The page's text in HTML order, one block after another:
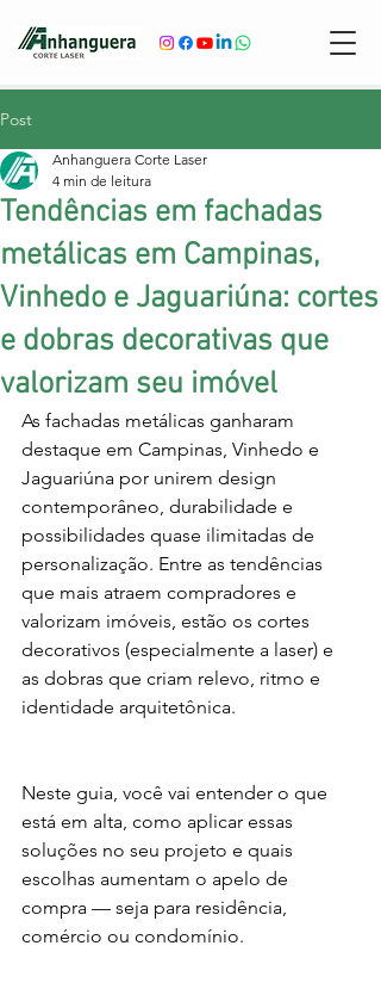
Post
Tendências em fachadas
metálicas em Campinas,
Vinhedo e Jaguariúna: cortes
e dobras decorativas que
valorizam seu imóvel
Anhanguera Corte Laser
4 min de leitura
As fachadas metálicas ganharam
destaque em Campinas, Vinhedo e
Jaguariúna por unirem design
contemporâneo, durabilidade e
possibilidades quase ilimitadas de
personalização. Entre as tendências
que mais atraem compradores e
valorizam imóveis, estão os cortes
decorativos (especialmente a laser) e
as dobras que criam relevo, ritmo e
identidade arquitetônica.
Neste guia, você vai entender o que
está em alta, como aplicar essas
soluções no seu projeto e quais
escolhas aumentam o apelo de
compra — seja para residência,
comércio ou condomínio.